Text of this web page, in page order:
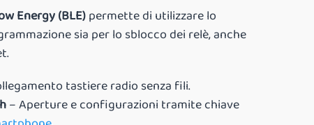
Energy (BLE)permette di utilizzare lo
sia per lo sblocco dei relè, anche
tastiere radio senza fili.
– Aperture e configurazioni tramite chiave